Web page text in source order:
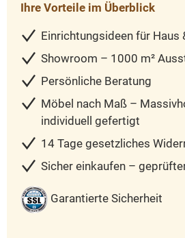
Ihre Vorteile im Überblick
Einrichtungsideen für Haus
Showroom – 1000 m²
Persönliche Beratung
Möbel nach Maß –
individuell gefertigt
14 Tage gesetzliches
Sicher einkaufen –
Garantierte Sicherheit